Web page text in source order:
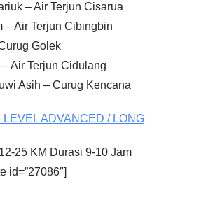
– Air Terjun Cisarua
– Air Terjun Cibingbin
Golek
Air Terjun Cidulang
Asih – Curug Kencana
LEVEL ADVANCED / LONG
25 KM Durasi 9-10 Jam
id=”27086″]